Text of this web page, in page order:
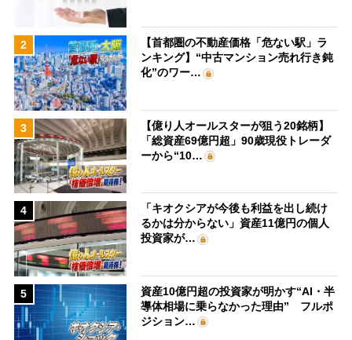
2
【首都圏の不動産価格「危ない駅」ラ
ンキング】“中古マンション売れ行き鈍
化”のワー…
3
【億り人オールスターが狙う20銘柄】
「総資産69億円超」90歳現役トレーダ
ーから“10…
4
「キオクシアが今後も利益を出し続け
るかは分からない」資産11億円の個人
投資家が…
5
資産10億円超の投資家が明かす“AI・半
導体相場に乗らなかった理由” フルポ
ジション…